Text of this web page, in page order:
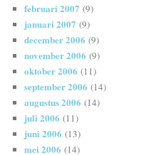
februari 2007 (9)
januari 2007 (9)
december 2006 (9)
november 2006 (9)
oktober 2006 (11)
september 2006 (14)
augustus 2006 (14)
juli 2006 (11)
juni 2006 (13)
mei 2006 (14)